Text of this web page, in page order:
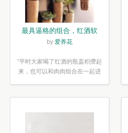
最具逼格的组合，红酒软
木塞diy多肉植物盆栽
by 爱养花
“平时大家喝了红酒的瓶盖积攒起
来，也可以和肉肉组合在一起进